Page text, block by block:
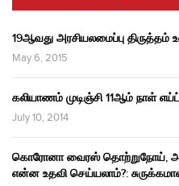
19ஆவது அரசியலமைப்பு
May 6, 2015
கலியாணம் முடிஞ்சி 11ஆம் நாள்
July 10, 2014
கொரோனா வைரஸ் தொற்றுநோய்,
என்ன உதவி செய்யலாம்?: